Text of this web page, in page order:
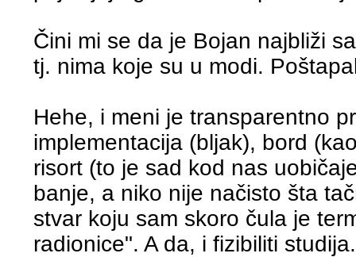
Čini mi se da je Bojan najbliži
tj. nima koje su u modi.
Hehe, i meni je transparentno
implementacija (bljak), bord
risort (to je sad kod nas
banje, a niko nije načisto šta
stvar koju sam skoro čula je
radionice". A da, i fizibiliti